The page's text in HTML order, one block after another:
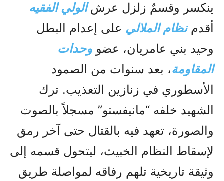
ينكسر وقسمٌ زلزل عرشالولي الفقيه
أقدمنظام الملالي على إعدام البطل
وحيد بني عامريان، عضو وحدات
المقاومة، بعد سنوات من الصمود
الأسطوري في زنازين التعذيب. ترك
الشهيد خلفه “مانيفستو” مسجلاً بالصوت
والصورة، تعهد فيه بالقتال حتى آخر رمق
لإسقاط النظام الخبيث، ليتحول قسمه إلى
وثيقة تاريخية تلهم رفاقه لمواصلة طريق